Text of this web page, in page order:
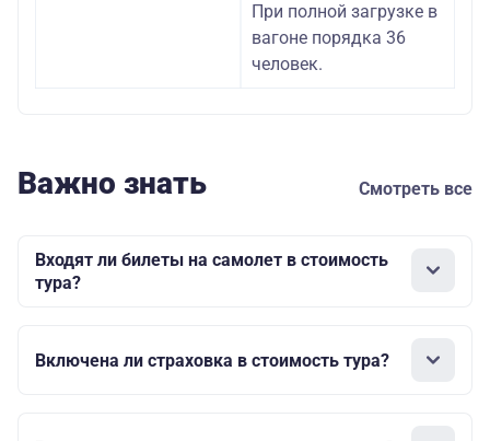
При полной загрузке в
вагоне порядка 36
человек.
Важно знать Смотреть все
Входят ли билеты на самолет в стоимость
тура?
Включена ли страховка в стоимость тура?